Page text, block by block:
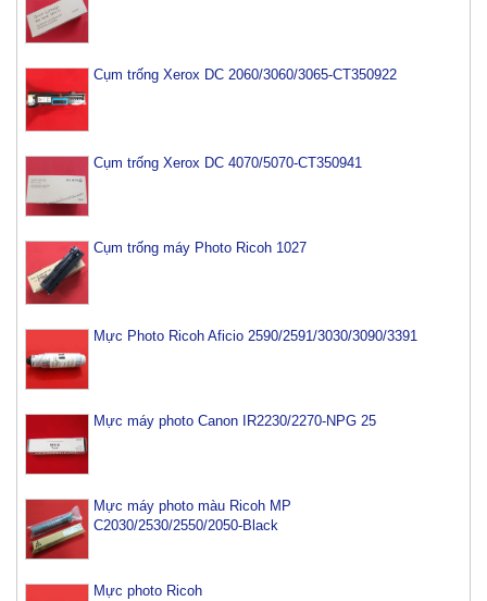
Cụm trống Xerox DC 2060/3060/3065-CT350922
Cụm trống Xerox DC 4070/5070-CT350941
Cụm trống máy Photo Ricoh 1027
Mực Photo Ricoh Aficio 2590/2591/3030/3090/3391
Mực máy photo Canon IR2230/2270-NPG 25
Mực máy photo màu Ricoh MP
C2030/2530/2550/2050-Black
Mực photo Ricoh